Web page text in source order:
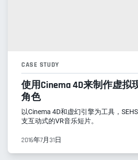
CASE STUDY
使用Cinema 4D来制作虚拟
角色
以Cinema 4D和虚幻引擎为工具，
支互动式的VR音乐短片。
2016年7月31日